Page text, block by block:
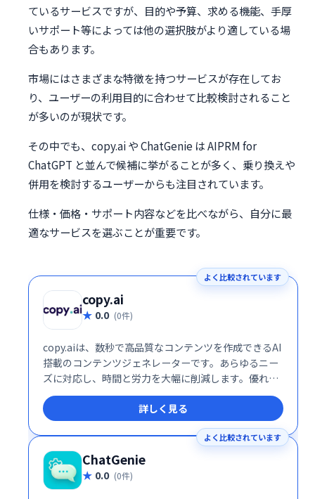
ているサービスですが、目的や予算、求める機能、手厚
いサポート等によっては他の選択肢がより適している場
合もあります。
市場にはさまざまな特徴を持つサービスが存在してお
り、ユーザーの利用目的に合わせて比較検討されること
が多いのが現状です。
その中でも、copy.ai や ChatGenie は AIPRM for
ChatGPT と並んで候補に挙がることが多く、乗り換えや
併用を検討するユーザーからも注目されています。
仕様・価格・サポート内容などを比べながら、自分に最
適なサービスを選ぶことが重要です。
よく比較されています
copy.ai
0.0 (0件)
copy.aiは、数秒で高品質なコンテンツを作成できるAI
搭載のコンテンツジェネレーターです。あらゆるニー
ズに対応し、時間と労力を大幅に削減します。優れた
成果を迅速に得たい方、クリエイティブな作業を効率
化したい方におすすめです。
詳しく見る
よく比較されています
ChatGenie
0.0 (0件)